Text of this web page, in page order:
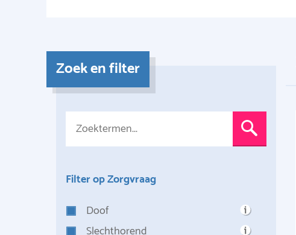
Zoek en filter
Filter op Zorgvraag
Doof
Slechthorend